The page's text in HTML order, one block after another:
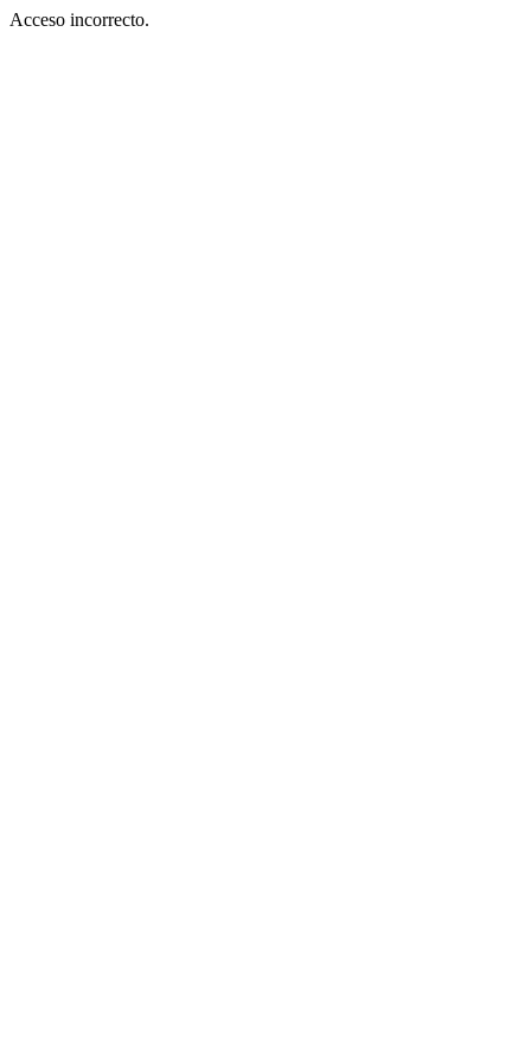
Acceso incorrecto.